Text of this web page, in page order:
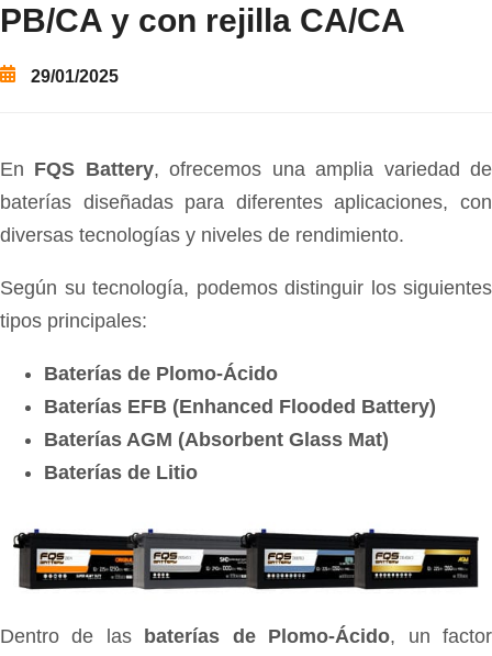
PB/CA y con rejilla CA/CA
29/01/2025
En FQS Battery, ofrecemos una amplia variedad de
baterías diseñadas para diferentes aplicaciones, con
diversas tecnologías y niveles de rendimiento.
Según su tecnología, podemos distinguir los siguientes
tipos principales:
Baterías de Plomo-Ácido
Baterías EFB (Enhanced Flooded Battery)
Baterías AGM (Absorbent Glass Mat)
Baterías de Litio
Dentro de las baterías de Plomo-Ácido, un factor